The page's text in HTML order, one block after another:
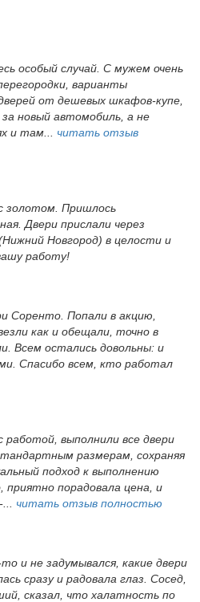
особый случай. С мужем очень
варианты
от дешевых шкафов-купе,
новый автомобиль, а не
и там... читать отзыв
золотом. Пришлось
Двери прислали через
Новгород) в целости и
работу!
Соренто. Попали в акцию,
как и обещали, точно в
Всем остались довольны: и
Спасибо всем, кто работал
работой, выполнили все двери
размерам, сохраняя
подход к выполнению
приятно порадовала цена, и
читать отзыв полностью
и не задумывался, какие двери
сразу и радовала глаз. Сосед,
сказал, что халатность по